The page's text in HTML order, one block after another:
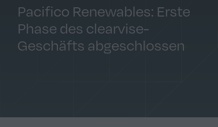
Pacifico Renewables: Erste
Phase des clearvise-
Geschäfts abgeschlossen